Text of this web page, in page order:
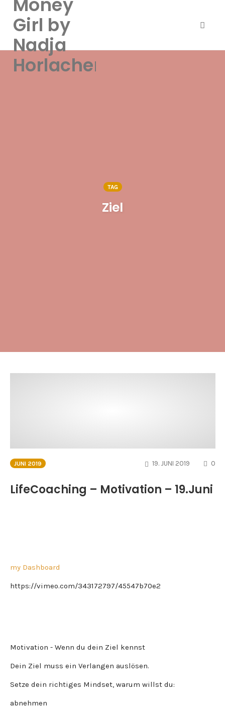
Skip
Girl by
Nadja
Horlacher
TAG
Ziel
JUNI 2019 19. JUNI 2019 0
LifeCoaching – Motivation – 19.Juni
my Dashboard
https://vimeo.com/343172797/45547b70e2
Motivation - Wenn du dein Ziel kennst
Dein Ziel muss ein Verlangen auslösen.
Setze dein richtiges Mindset, warum willst du:
abnehmen